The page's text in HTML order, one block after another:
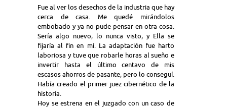
Fue al ver los desechos de la industria que hay
cerca de casa. Me quedé mirándolos
embobado y ya no pude pensar en otra cosa.
Sería algo nuevo, lo nunca visto, y Ella se
fijaría al fin en mí. La adaptación fue harto
laboriosa y tuve que robarle horas al sueño e
invertir hasta el último centavo de mis
escasos ahorros de pasante, pero lo conseguí.
Había creado el primer juez cibernético de la
historia.
Hoy se estrena en el juzgado con un caso de